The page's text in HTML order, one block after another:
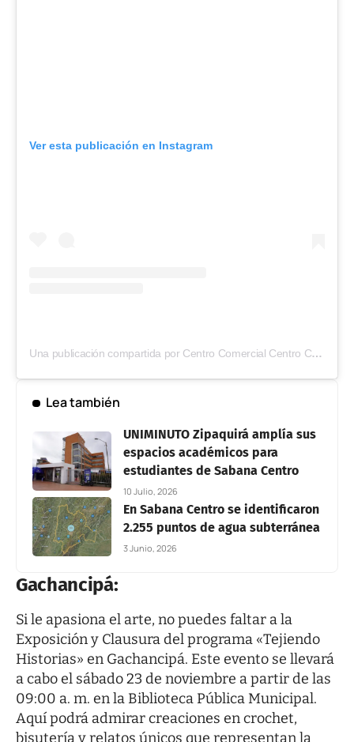
Ver esta publicación en Instagram
Una publicación compartida por Centro Comercial Centro Chía (@centrochiacc)
Lea también
UNIMINUTO Zipaquirá amplía sus
espacios académicos para
estudiantes de Sabana Centro
10 Julio, 2026
En Sabana Centro se identificaron
2.255 puntos de agua subterránea
3 Junio, 2026
Gachancipá:
Si le apasiona el arte, no puedes faltar a la
Exposición y Clausura del programa «Tejiendo
Historias» en Gachancipá. Este evento se llevará
a cabo el sábado 23 de noviembre a partir de las
09:00 a. m. en la Biblioteca Pública Municipal.
Aquí podrá admirar creaciones en crochet,
bisutería y relatos únicos que representan la